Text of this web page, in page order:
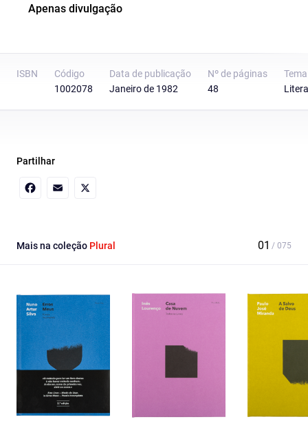
Apenas divulgação
ISBN
Código
1002078
Data de publicação
Janeiro de 1982
Nº de páginas
48
Tema
Partilhar
Mais na coleção Plural